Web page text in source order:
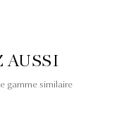
AUSSI
gamme similaire